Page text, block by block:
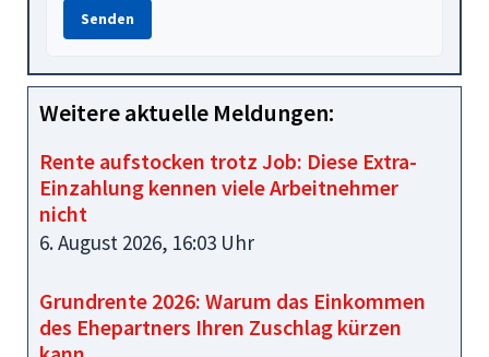
Senden
Weitere aktuelle Meldungen:
Rente aufstocken trotz Job: Diese Extra-
Einzahlung kennen viele Arbeitnehmer
nicht
6. August 2026, 16:03 Uhr
Grundrente 2026: Warum das Einkommen
des Ehepartners Ihren Zuschlag kürzen